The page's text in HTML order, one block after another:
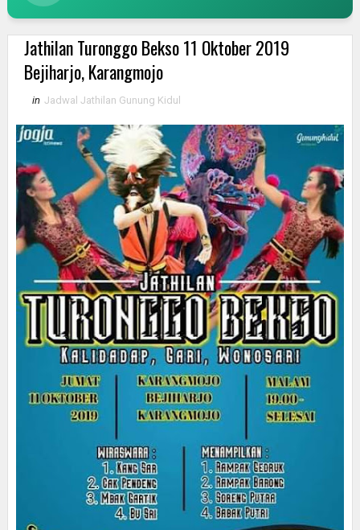
Jathilan Turonggo Bekso 11 Oktober 2019
Bejiharjo, Karangmojo
in Jadwal Jathilan Gunung Kidul